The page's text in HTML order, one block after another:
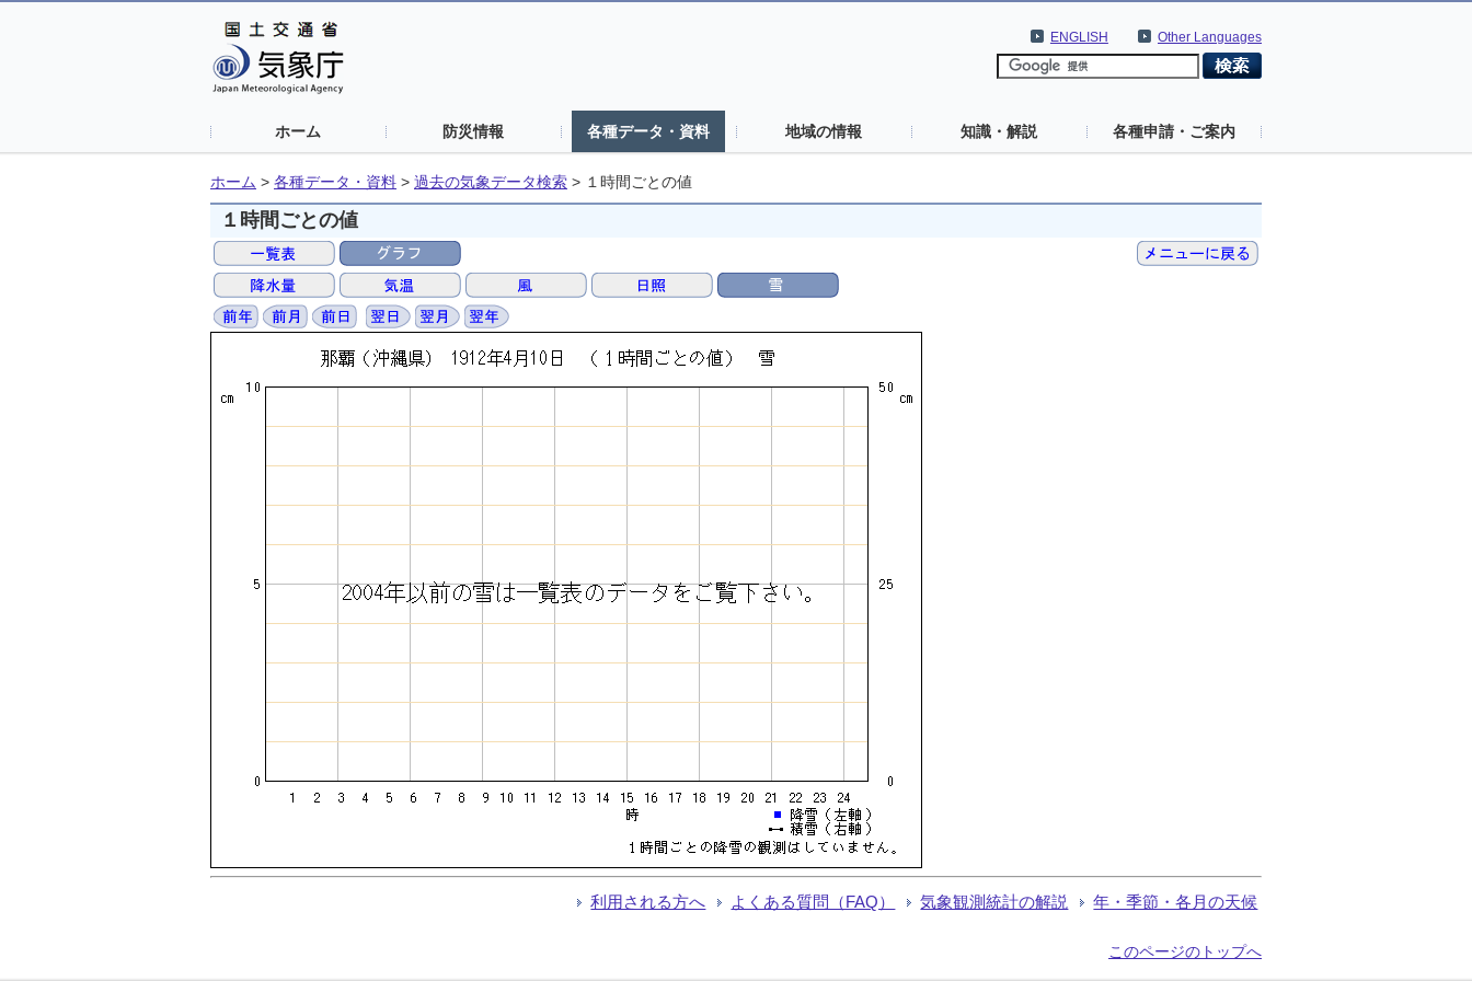
Other Languages
ENGLISH
ホーム 防災情報 各種データ・資料 地域の情報 知識・解説 各種申請・ご案内
ホーム > 各種データ・資料 > 過去の気象データ検索 > １時間ごとの値
１時間ごとの値
利用される方へ よくある質問（FAQ） 気象観測統計の解説 年・季節・各月の天候
このページのトップへ